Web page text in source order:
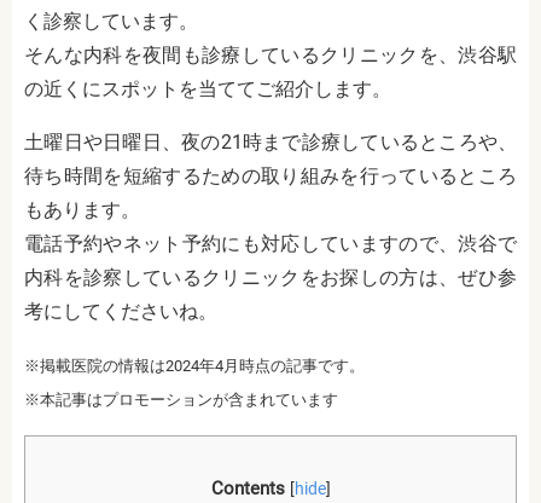
く診察しています。
そんな内科を夜間も診療しているクリニックを、渋谷駅
の近くにスポットを当ててご紹介します。
土曜日や日曜日、夜の21時まで診療しているところや、
待ち時間を短縮するための取り組みを行っているところ
もあります。
電話予約やネット予約にも対応していますので、渋谷で
内科を診察しているクリニックをお探しの方は、ぜひ参
考にしてくださいね。
※掲載医院の情報は2024年4月時点の記事です。
※本記事はプロモーションが含まれています
Contents [hide]